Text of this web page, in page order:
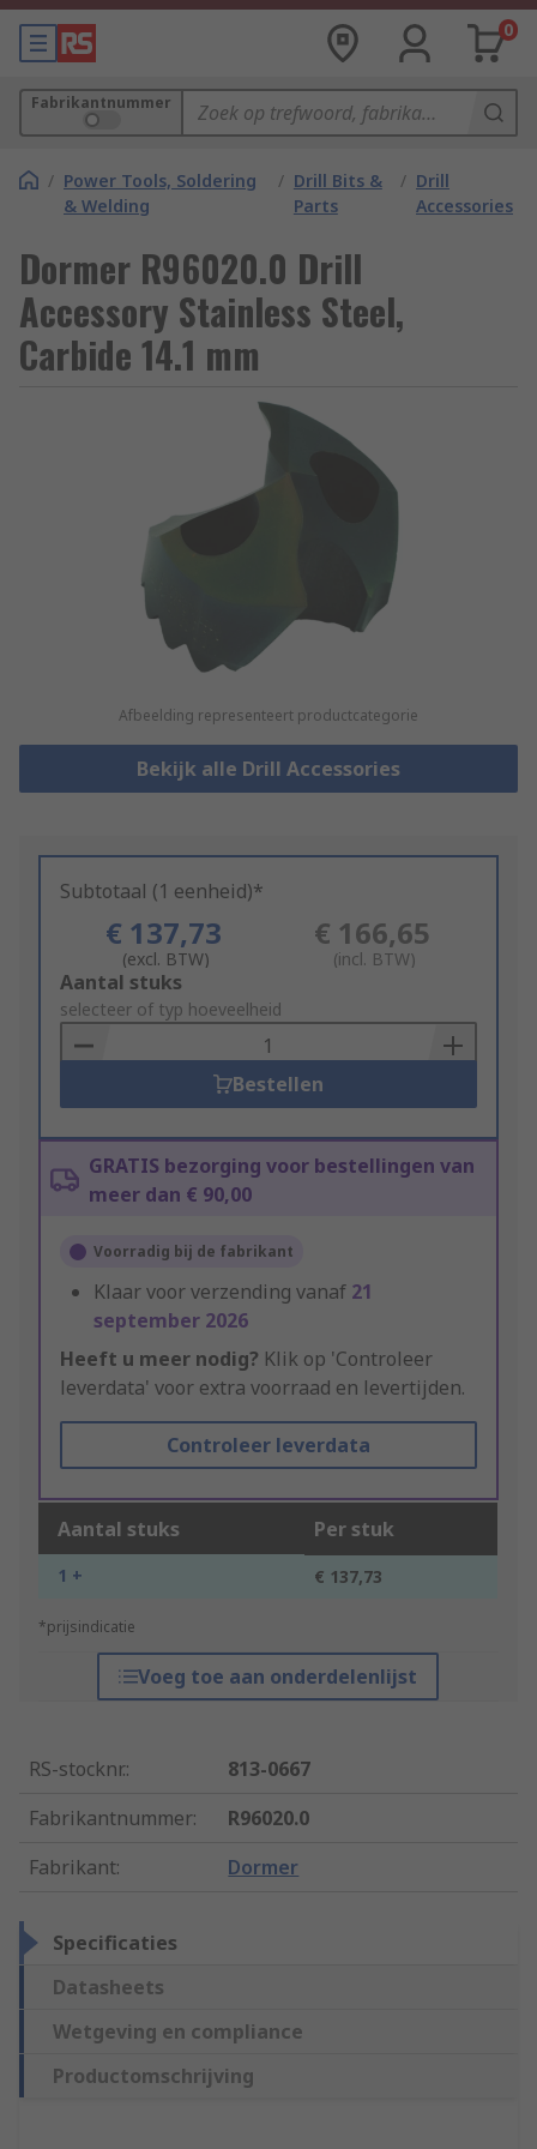
0
Fabrikantnummer
/ Power Tools, Soldering
& Welding
/ Drill Bits &
Parts
/ Drill
Accessories
Dormer R96020.0 Drill
Accessory Stainless Steel,
Carbide 14.1 mm
Afbeelding representeert productcategorie
Bekijk alle Drill Accessories
Subtotaal (1 eenheid)*
€ 137,73
(excl. BTW)
€ 166,65
(incl. BTW)
Add
to
Basket
Aantal stuks
selecteer of typ hoeveelheid
Bestellen
GRATIS bezorging voor bestellingen van
meer dan € 90,00
Voorradig bij de fabrikant
Klaar voor verzending vanaf 21
september 2026
Heeft u meer nodig? Klik op 'Controleer
leverdata' voor extra voorraad en levertijden.
Controleer leverdata
Aantal stuks Per stuk
1 + € 137,73
*prijsindicatie
Voeg toe aan onderdelenlijst
RS-stocknr.:
813-0667
Fabrikantnummer:
R96020.0
Fabrikant: Dormer
Specificaties
Datasheets
Wetgeving en compliance
Productomschrijving